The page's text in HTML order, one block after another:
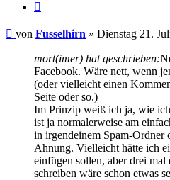
Beitrag
von Fusselhirn » Dienstag 21.
mort(imer) hat geschrieben:
Facebook. Wäre nett, wenn
(oder vielleicht einen
Seite oder so.)
Im Prinzip weiß ich ja, wie
ist ja normalerweise am
in irgendeinem Spam-Ordner
Ahnung. Vielleicht hätte ich
einfügen sollen, aber drei
schreiben wäre schon etwas